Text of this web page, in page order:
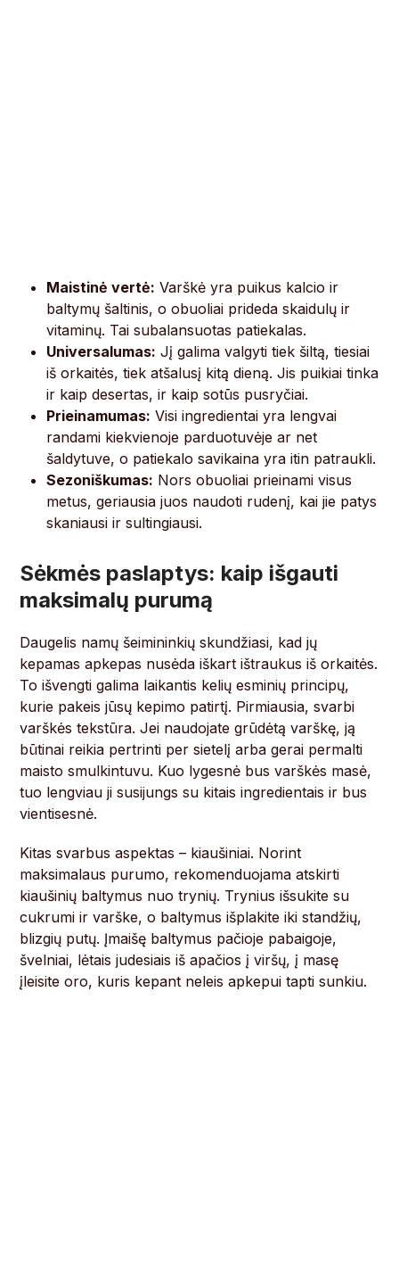
Maistinė vertė: Varškė yra puikus kalcio ir
baltymų šaltinis, o obuoliai prideda skaidulų ir
vitaminų. Tai subalansuotas patiekalas.
Universalumas: Jį galima valgyti tiek šiltą, tiesiai
iš orkaitės, tiek atšalusį kitą dieną. Jis puikiai tinka
ir kaip desertas, ir kaip sotūs pusryčiai.
Prieinamumas: Visi ingredientai yra lengvai
randami kiekvienoje parduotuvėje ar net
šaldytuve, o patiekalo savikaina yra itin patraukli.
Sezoniškumas: Nors obuoliai prieinami visus
metus, geriausia juos naudoti rudenį, kai jie patys
skaniausi ir sultingiausi.
Sėkmės paslaptys: kaip išgauti
maksimalų purumą
Daugelis namų šeimininkių skundžiasi, kad jų
kepamas apkepas nusėda iškart ištraukus iš orkaitės.
To išvengti galima laikantis kelių esminių principų,
kurie pakeis jūsų kepimo patirtį. Pirmiausia, svarbi
varškės tekstūra. Jei naudojate grūdėtą varškę, ją
būtinai reikia pertrinti per sietelį arba gerai permalti
maisto smulkintuvu. Kuo lygesnė bus varškės masė,
tuo lengviau ji susijungs su kitais ingredientais ir bus
vientisesnė.
Kitas svarbus aspektas – kiaušiniai. Norint
maksimalaus purumo, rekomenduojama atskirti
kiaušinių baltymus nuo trynių. Trynius išsukite su
cukrumi ir varške, o baltymus išplakite iki standžių,
blizgių putų. Įmaišę baltymus pačioje pabaigoje,
švelniai, lėtais judesiais iš apačios į viršų, į masę
įleisite oro, kuris kepant neleis apkepui tapti sunkiu.